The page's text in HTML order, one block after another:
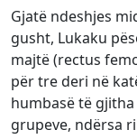
Gjatë ndeshjes
gusht, Lukaku
majtë (rectus
për tre deri në
humbasë të
grupeve, ndërsa